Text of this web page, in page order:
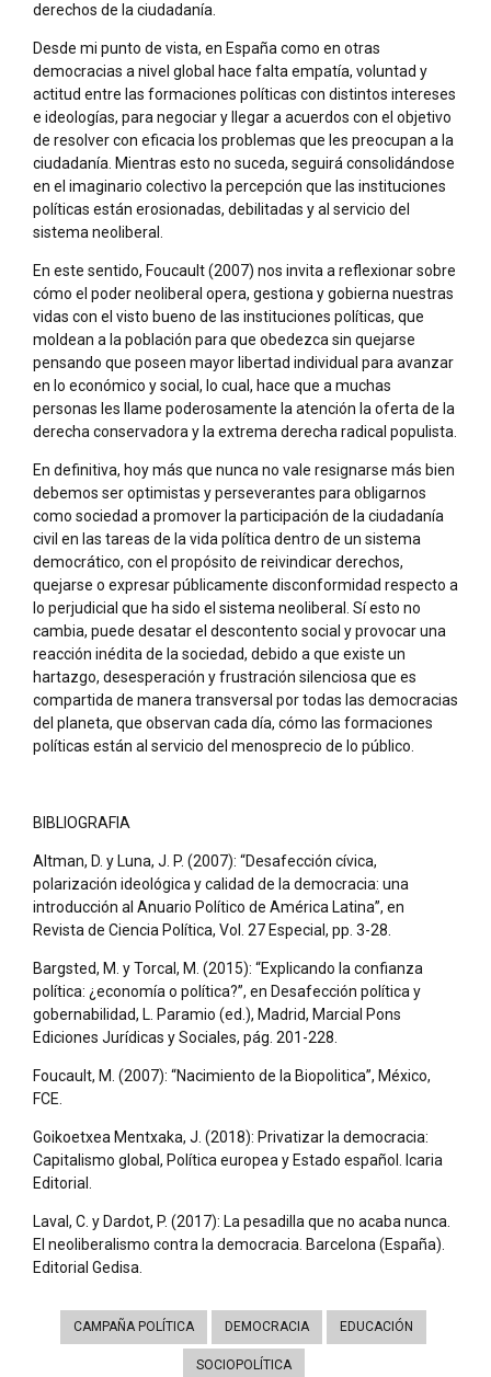
derechos de la ciudadanía.
Desde mi punto de vista, en España como en otras
democracias a nivel global hace falta empatía, voluntad y
actitud entre las formaciones políticas con distintos intereses
e ideologías, para negociar y llegar a acuerdos con el objetivo
de resolver con eficacia los problemas que les preocupan a la
ciudadanía. Mientras esto no suceda, seguirá consolidándose
en el imaginario colectivo la percepción que las instituciones
políticas están erosionadas, debilitadas y al servicio del
sistema neoliberal.
En este sentido, Foucault (2007) nos invita a reflexionar sobre
cómo el poder neoliberal opera, gestiona y gobierna nuestras
vidas con el visto bueno de las instituciones políticas, que
moldean a la población para que obedezca sin quejarse
pensando que poseen mayor libertad individual para avanzar
en lo económico y social, lo cual, hace que a muchas
personas les llame poderosamente la atención la oferta de la
derecha conservadora y la extrema derecha radical populista.
En definitiva, hoy más que nunca no vale resignarse más bien
debemos ser optimistas y perseverantes para obligarnos
como sociedad a promover la participación de la ciudadanía
civil en las tareas de la vida política dentro de un sistema
democrático, con el propósito de reivindicar derechos,
quejarse o expresar públicamente disconformidad respecto a
lo perjudicial que ha sido el sistema neoliberal. Sí esto no
cambia, puede desatar el descontento social y provocar una
reacción inédita de la sociedad, debido a que existe un
hartazgo, desesperación y frustración silenciosa que es
compartida de manera transversal por todas las democracias
del planeta, que observan cada día, cómo las formaciones
políticas están al servicio del menosprecio de lo público.
BIBLIOGRAFIA
Altman, D. y Luna, J. P. (2007): “Desafección cívica,
polarización ideológica y calidad de la democracia: una
introducción al Anuario Político de América Latina”, en
Revista de Ciencia Política, Vol. 27 Especial, pp. 3-28.
Bargsted, M. y Torcal, M. (2015): “Explicando la confianza
política: ¿economía o política?”, en Desafección política y
gobernabilidad, L. Paramio (ed.), Madrid, Marcial Pons
Ediciones Jurídicas y Sociales, pág. 201-228.
Foucault, M. (2007): “Nacimiento de la Biopolitica”, México,
FCE.
Goikoetxea Mentxaka, J. (2018): Privatizar la democracia:
Capitalismo global, Política europea y Estado español. Icaria
Editorial.
Laval, C. y Dardot, P. (2017): La pesadilla que no acaba nunca.
El neoliberalismo contra la democracia. Barcelona (España).
Editorial Gedisa.
CAMPAÑA POLÍTICA DEMOCRACIA EDUCACIÓN
SOCIOPOLÍTICA